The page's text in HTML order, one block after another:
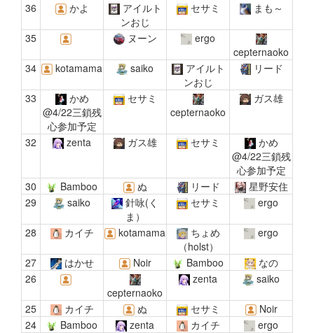
36 かよ
アイルト
ンおじ
セサミ まも～
35 ヌーン
ergo
cepternaoko
34
kotamama saiko
アイルト
ンおじ
リード
33
かめ
@4/22三鎖残
心参加予定
セサミ
cepternaoko
ガス雄
32 zenta ガス雄 セサミ
かめ
@4/22三鎖残
心参加予定
30
Bamboo ぬ リード
星野安住
29
saiko
針咏(く
ま）
セサミ ergo
28 カイチ kotamama
ちょめ
（holst）
ergo
27 はかせ Noir Bamboo
なの
26
cepternaoko
zenta saiko
25 カイチ ぬ セサミ
Noir
24
Bamboo zenta カイチ
ergo